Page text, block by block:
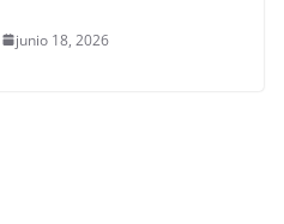
junio 18, 2026